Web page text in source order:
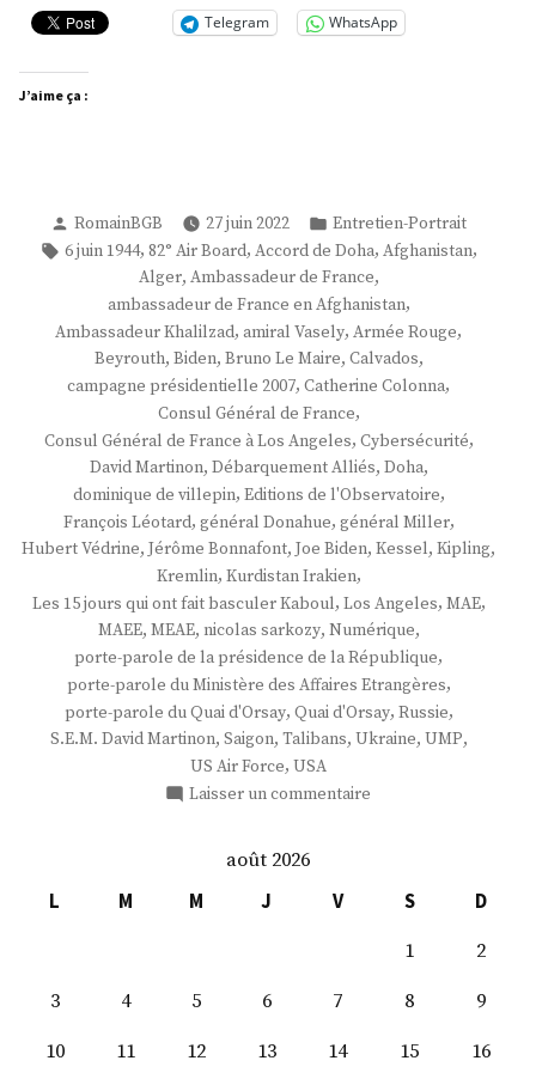
David
Telegram WhatsApp
J’aime ça :
Publié
par
RomainBGB 27 juin 2022
Publié
dans
Entretien-Portrait
Étiquettes :
6 juin 1944, 82° Air Board, Accord de Doha, Afghanistan,
Alger, Ambassadeur de France,
ambassadeur de France en Afghanistan,
Ambassadeur Khalilzad, amiral Vasely, Armée Rouge,
Beyrouth, Biden, Bruno Le Maire, Calvados,
campagne présidentielle 2007, Catherine Colonna,
Consul Général de France,
Consul Général de France à Los Angeles, Cybersécurité,
David Martinon, Débarquement Alliés, Doha,
dominique de villepin, Editions de l'Observatoire,
François Léotard, général Donahue, général Miller,
Hubert Védrine, Jérôme Bonnafont, Joe Biden, Kessel, Kipling,
Kremlin, Kurdistan Irakien,
Les 15 jours qui ont fait basculer Kaboul, Los Angeles, MAE,
MAEE, MEAE, nicolas sarkozy, Numérique,
porte-parole de la présidence de la République,
porte-parole du Ministère des Affaires Etrangères,
porte-parole du Quai d'Orsay, Quai d'Orsay, Russie,
S.E.M. David Martinon, Saigon, Talibans, Ukraine, UMP,
US Air Force, USA
Laisser un commentaire
David
août 2026
L
M M J V S
D
1
2
3
4 5 6 7 8
9
10
11 12 13 14 15
16